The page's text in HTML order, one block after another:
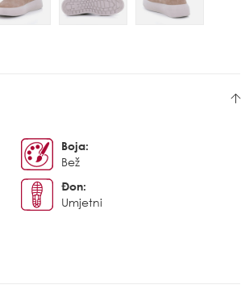
Boja:
Bež
Đon:
Umjetni